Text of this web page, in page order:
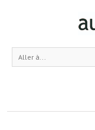
Aller à...